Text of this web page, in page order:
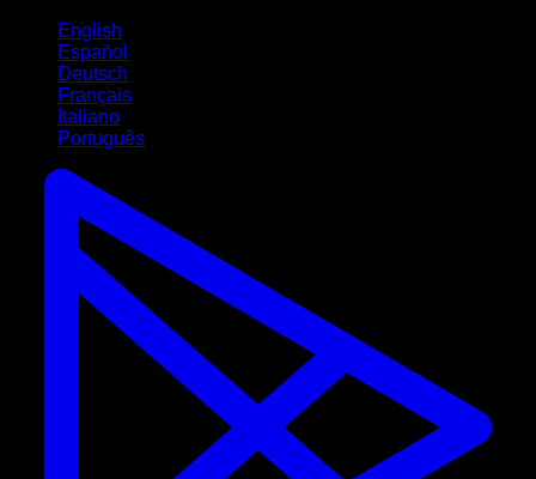
English
Español
Deutsch
Français
Italiano
Português